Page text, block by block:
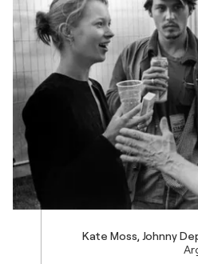
Kate Moss, Johnny